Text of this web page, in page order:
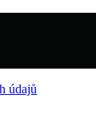
údajů